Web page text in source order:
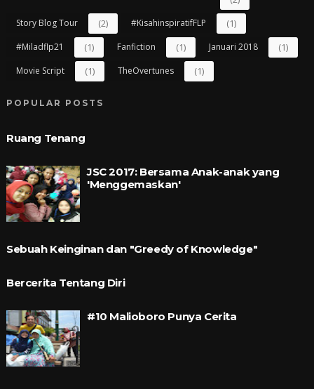
Story Blog Tour (2) #kisahinspiratifFLP (1)
#miladflp21 (1) Fanfiction (1) Januari 2018 (1)
Movie Script (1) TheOvertunes (1)
POPULAR POSTS
Ruang Tenang
JSC 2017: Bersama Anak-anak yang
'Menggemaskan'
Sebuah Keinginan dan "Greedy of Knowledge"
Bercerita Tentang Diri
#10 Malioboro Punya Cerita